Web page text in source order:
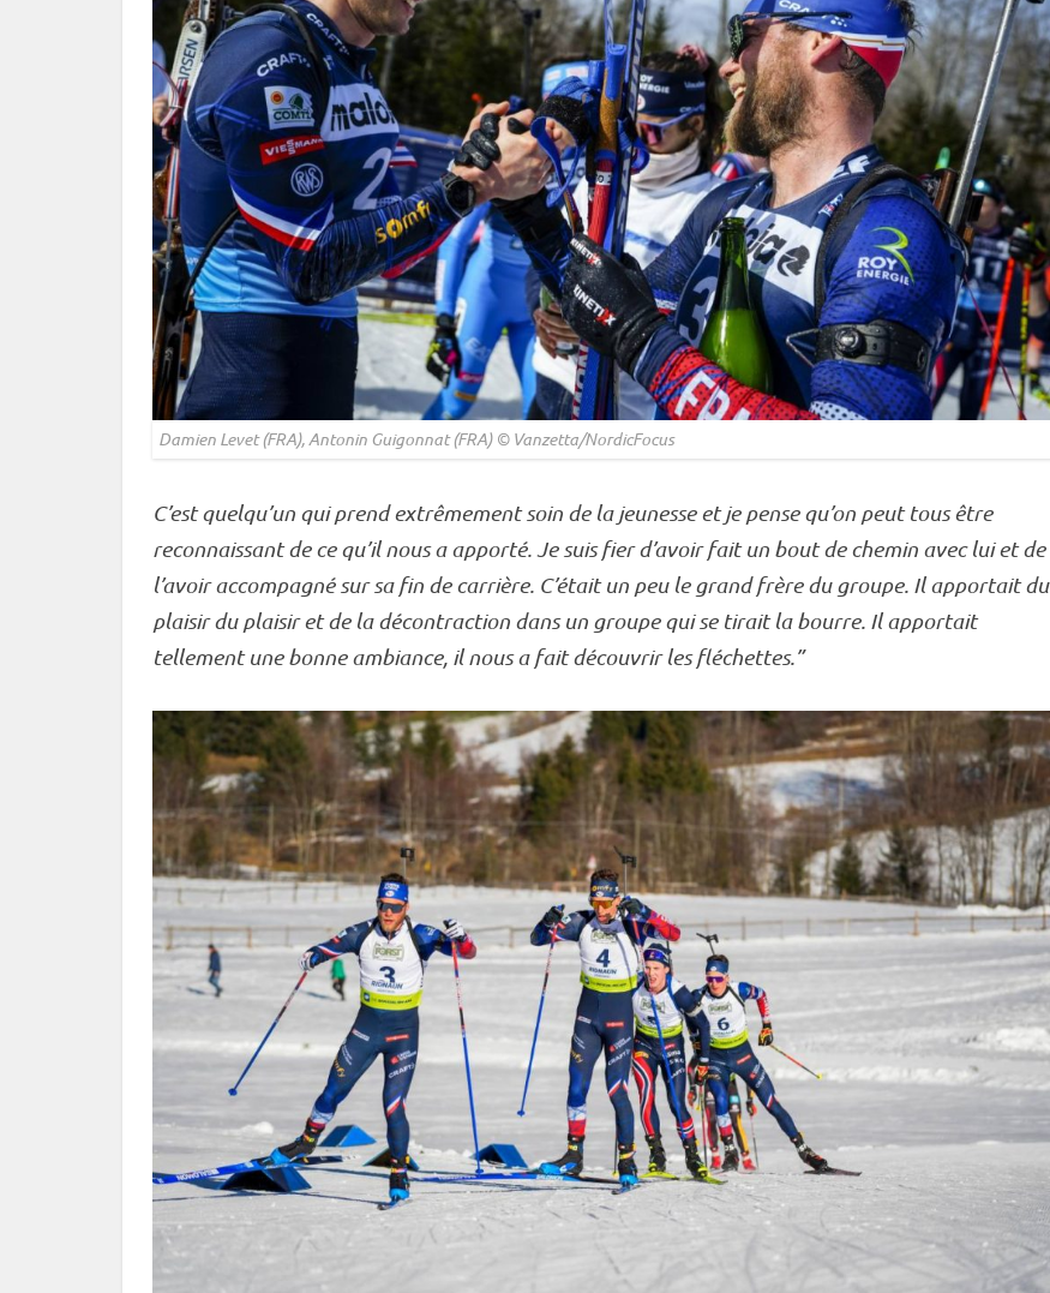
Damien Levet (FRA), Antonin Guigonnat (FRA) © Vanzetta/NordicFocus
C’est quelqu’un qui prend extrêmement soin de la jeunesse et je pense qu’on peut tous être
reconnaissant de ce qu’il nous a apporté. Je suis fier d’avoir fait un bout de chemin avec lui et de
l’avoir accompagné sur sa fin de carrière. C’était un peu le grand frère du groupe. Il apportait du
plaisir du plaisir et de la décontraction dans un groupe qui se tirait la bourre. Il apportait
tellement une bonne ambiance, il nous a fait découvrir les fléchettes.”